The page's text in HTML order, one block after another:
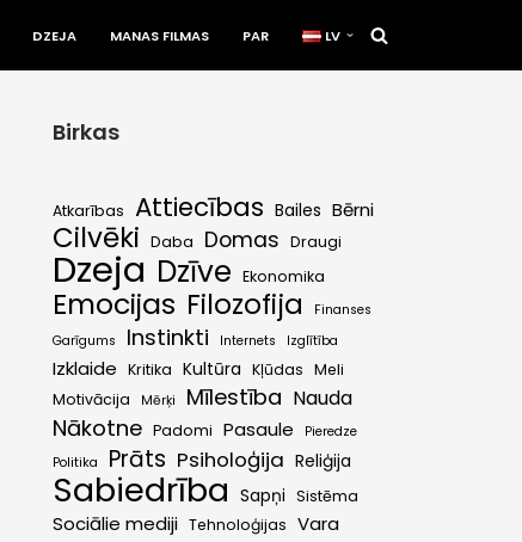
DZEJA MANAS FILMAS PAR LV
Birkas
Atkarības Attiecības Bailes Bērni
Cilvēki Daba Domas Draugi
Dzeja Dzīve Ekonomika
Emocijas Filozofija
Finanses
Garīgums
Instinkti Internets Izglītība
Izklaide Kritika Kultūra Kļūdas Meli
Motivācija
Mērķi Mīlestība Nauda
Nākotne Padomi Pasaule
Pieredze
Politika
Prāts Psiholoģija Reliģija
Sabiedrība Sapņi Sistēma
Sociālie mediji Tehnoloģijas Vara